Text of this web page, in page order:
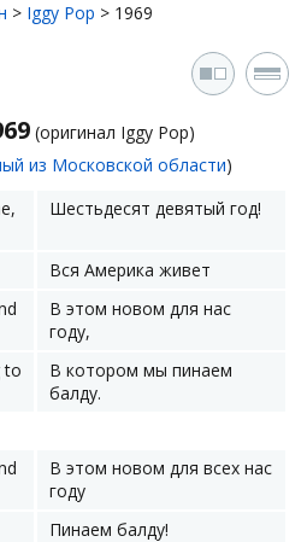
> Iggy Pop > 1969
(оригинал Iggy Pop)
из Московской области)
Шестьдесят девятый год!
Вся Америка живет
В этом новом для нас
году,
to
В котором мы пинаем
балду.
В этом новом для всех нас
году
Пинаем балду!